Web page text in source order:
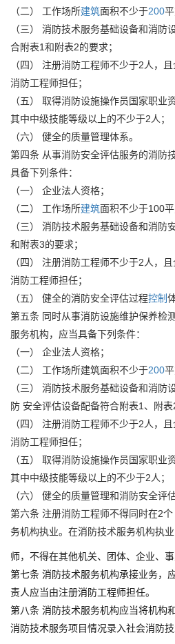
（二） 工作场所建筑面积不少于200平
（三） 消防技术服务基础设备和消防
合附表1和附表2的要求；
（四） 注册消防工程师不少于2人，
消防工程师担任；
（五） 取得消防设施操作员国家职业
其中中级技能等级以上的不少于2人；
（六） 健全的质量管理体系。
第四条 从事消防安全评估服务的消防
具备下列条件：
（一） 企业法人资格；
（二） 工作场所建筑面积不少于100平
（三） 消防技术服务基础设备和消防
和附表3的要求；
（四） 注册消防工程师不少于2人，
消防工程师担任；
（五） 健全的消防安全评估过程控制
第五条 同时从事消防设施维护保养检
服务机构，应当具备下列条件：
（一） 企业法人资格；
（二） 工作场所建筑面积不少于200平
（三） 消防技术服务基础设备和消防
防 安全评估设备配备符合附表1、附表
（四） 注册消防工程师不少于2人，
消防工程师担任；
（五） 取得消防设施操作员国家职业
其中中级技能等级以上的不少于2人；
（六） 健全的质量管理和消防安全评
第六条 注册消防工程师不得同时在2
务机构执业。在消防技术服务机构执
师，不得在其他机关、团体、企业、事
第七条 消防技术服务机构承接业务，
责人应当由注册消防工程师担任。
第八条 消防技术服务机构应当将机构
消防技术服务项目情况录入社会消防